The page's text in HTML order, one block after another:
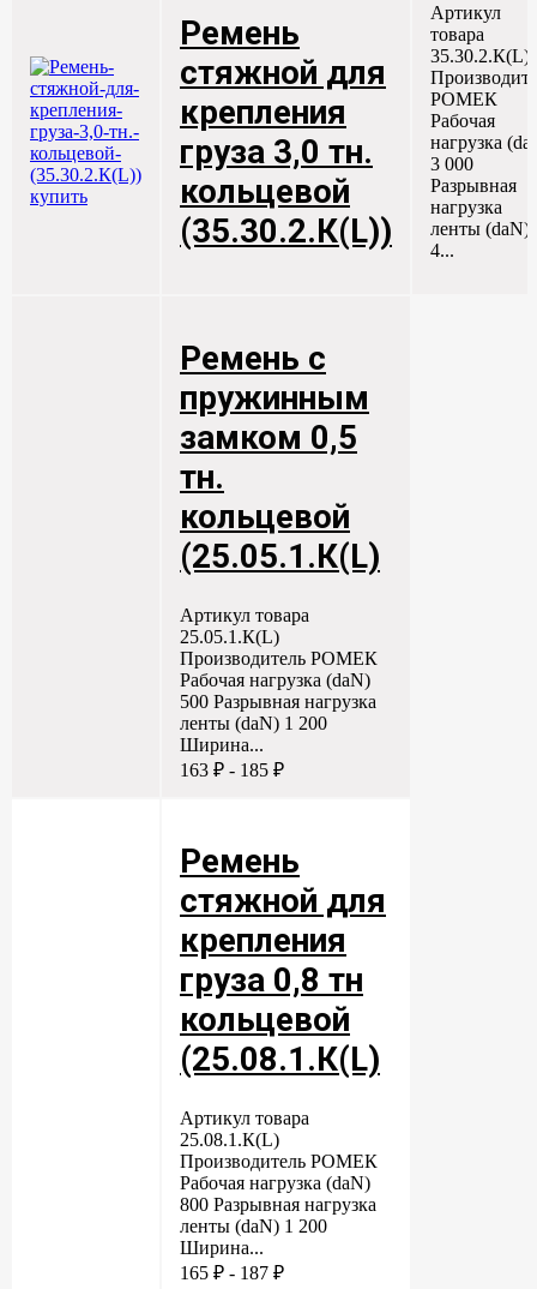
Ремень
стяжной для
крепления
груза 3,0 тн.
кольцевой
(35.30.2.К(L))
Артикул
товара
35.30.2.К(L)
РОМЕК
Рабочая
нагрузка
3 000
Разрывная
нагрузка
ленты (daN)
4...
Ремень с
пружинным
замком 0,5
тн.
кольцевой
(25.05.1.К(L)
Артикул товара
25.05.1.К(L)
Производитель РОМЕК
Рабочая нагрузка (daN)
500 Разрывная нагрузка
ленты (daN) 1 200
Ширина...
163 ₽ - 185 ₽
Ремень
стяжной для
крепления
груза 0,8 тн
кольцевой
(25.08.1.К(L)
Артикул товара
25.08.1.К(L)
Производитель РОМЕК
Рабочая нагрузка (daN)
800 Разрывная нагрузка
ленты (daN) 1 200
Ширина...
165 ₽ - 187 ₽